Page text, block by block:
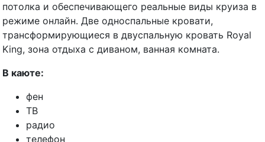
потолка и обеспечивающего реальные виды круиза в
режиме онлайн. Две односпальные кровати,
трансформирующиеся в двуспальную кровать Royal
King, зона отдыха с диваном, ванная комната.
В каюте:
фен
ТВ
радио
телефон